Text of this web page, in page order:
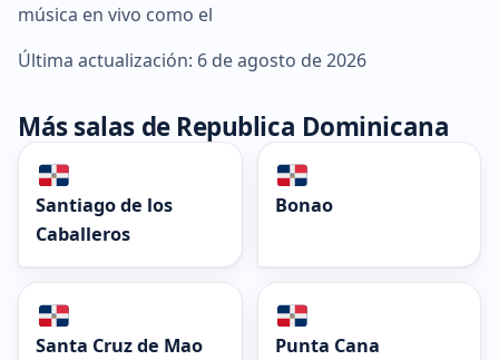
música en vivo como el
Última actualización: 6 de agosto de 2026
Más salas de Republica Dominicana
Santiago de los
Caballeros
Bonao
Santa Cruz de Mao Punta Cana